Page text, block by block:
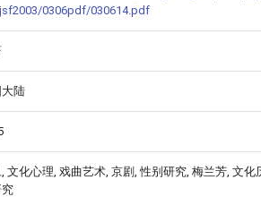
0306pdf/030614.pdf
陆
文化心理, 戏曲艺术, 京剧, 性别研究, 梅兰芳, 文化